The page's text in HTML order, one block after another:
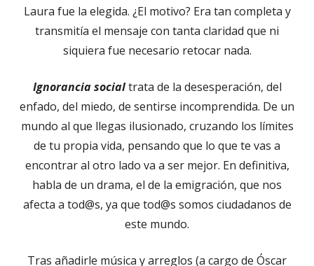
Laura fue la elegida. ¿El motivo? Era tan completa y
transmitía el mensaje con tanta claridad que ni
siquiera fue necesario retocar nada.
Ignorancia socialtrata de la desesperación, del
enfado, del miedo, de sentirse incomprendida. De un
mundo al que llegas ilusionado, cruzando los límites
de tu propia vida, pensando que lo que te vas a
encontrar al otro lado va a ser mejor. En definitiva,
habla de un drama, el de la emigración, que nos
afecta a tod@s, ya que tod@s somos ciudadanos de
este mundo.
Tras añadirle música y arreglos (a cargo de Óscar